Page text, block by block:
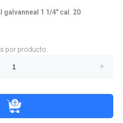
galvanneal 1 1/4" cal. 20
por producto.